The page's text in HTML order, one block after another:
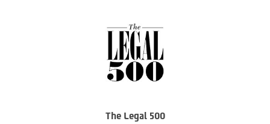
The Legal 500